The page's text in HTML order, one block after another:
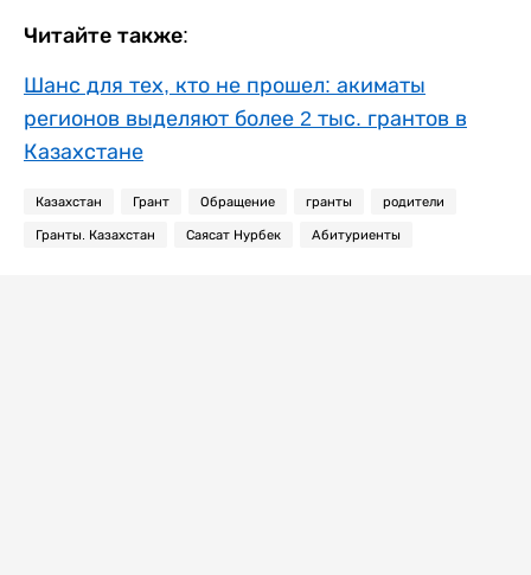
Читайте также:
Шанс для тех, кто не прошел: акиматы
регионов выделяют более 2 тыс. грантов в
Казахстане
Казахстан Грант Обращение гранты родители
Гранты. Казахстан Саясат Нурбек Абитуриенты